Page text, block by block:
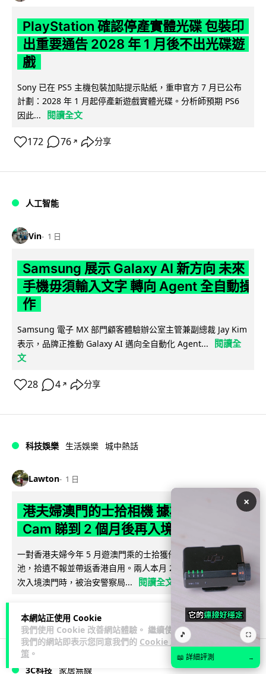
本網站正使用 Cookie
我們使用 Cookie 改善網站體驗。 繼續使用
我們的網站即表示您同意我們的 Cookie 政
策 。
PlayStation 確認停產實體光碟 包裝印
出重要通告 2028 年 1 月後不出光碟遊
戲
Sony 已在 PS5 主機包裝加貼提示貼紙，重申官方 7 月已公布
計劃：2028 年 1 月起停產新遊戲實體光碟。分析師預期 PS6
因此...
閱讀全文
172 76 ↗ 分享
人工智能
Vin 1 日
Samsung 展示 Galaxy AI 新方向 未來
手機毋須輸入文字 轉向 Agent 全自動操
作
Samsung 電子 MX 部門顧客體驗辦公室主管兼副總裁 Jay Kim
表示，品牌正推動 Galaxy AI 邁向全自動化 Agent...
閱讀全
文
28 4 ↗ 分享
科技娛樂 生活娛樂 城中熱話
Lawton 1 日
港夫婦澳門的士拾相機 據為己有被的士
Cam 睇到 2 個月後再入境被捕
一對香港夫婦今年 5 月遊澳門乘的士拾獲他人遺留相機及電
池，拾遺不報並帶返香港自用。兩人本月 2 日經港珠澳大橋再
次入境澳門時，被治安警察局...
閱讀全文
3C科技 家居無線
×
🎵 ⛶
📖 詳細評測 →